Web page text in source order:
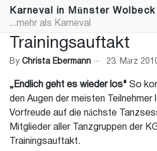
Karneval in Münster Wolbeck
...mehr als Karneval
Trainingsauftakt
By Christa Ebermann 23. März
„Endlich geht es wieder los" So
den Augen der meisten Teilnehmer
Vorfreude auf die nächste
Mitglieder aller Tanzgruppen der
Trainingsauftakt.